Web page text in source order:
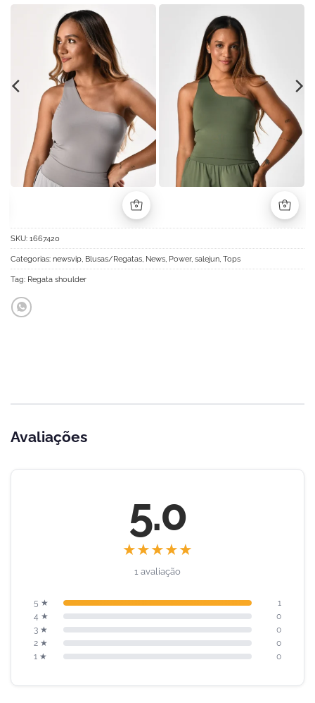
SKU: 1667420
Categorias: newsvip, Blusas/Regatas, News, Power, salejun, Tops
Tag: Regata shoulder
Avaliações
5.0
★★★★★
1 avaliação
5 ★
1
4 ★
0
3 ★
0
2 ★
0
1 ★
0